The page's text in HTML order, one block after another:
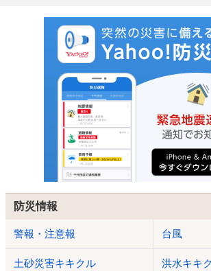
防災情報
警報・注意報 台風
土砂災害キキクル 洪水キキ